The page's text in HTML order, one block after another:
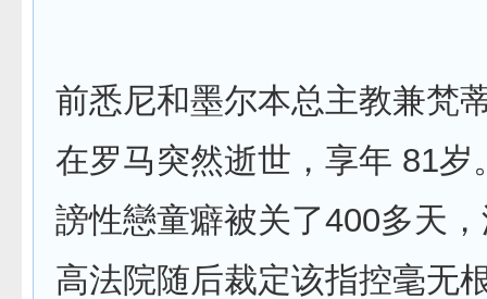
前悉尼和墨尔本总主教兼梵
在罗马突然逝世，享年 81岁
謗性戀童癖被关了400多天
高法院随后裁定该指控毫无